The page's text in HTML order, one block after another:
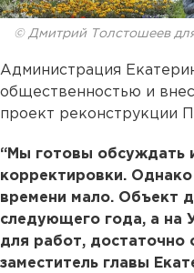
© Дмитрий Толстошеев
Администрация
общественностью и
проект реконструкции
“Мы готовы обсуждать
корректировки.
времени мало. Объект
следующего года, а на
для работ, достаточно
заместитель главы